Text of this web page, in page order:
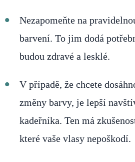
Nezapomeňte na
barvení. To jim dodá
budou zdravé a lesklé.
V případě, že chcete
změny barvy, je lepší
kadeřníka. Ten má
které vaše vlasy nepoškodí.